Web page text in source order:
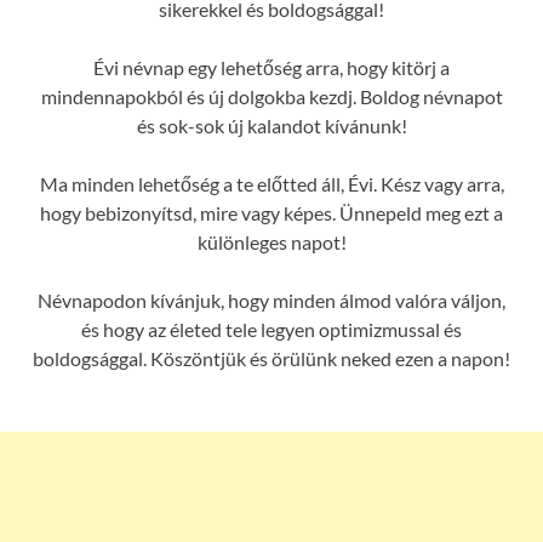
sikerekkel és boldogsággal!
Évi névnap egy lehetőség arra, hogy kitörj a
mindennapokból és új dolgokba kezdj. Boldog névnapot
és sok-sok új kalandot kívánunk!
Ma minden lehetőség a te előtted áll, Évi. Kész vagy arra,
hogy bebizonyítsd, mire vagy képes. Ünnepeld meg ezt a
különleges napot!
Névnapodon kívánjuk, hogy minden álmod valóra váljon,
és hogy az életed tele legyen optimizmussal és
boldogsággal. Köszöntjük és örülünk neked ezen a napon!